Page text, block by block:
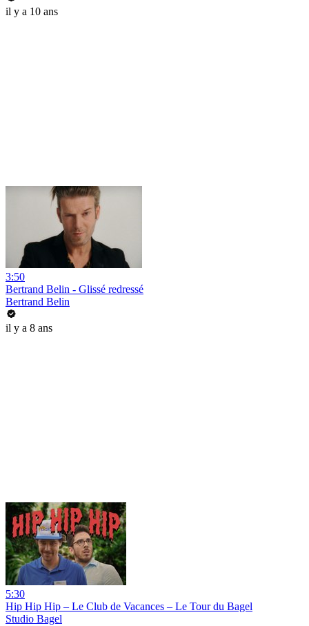
il y a 10 ans
3:50
Bertrand Belin - Glissé redressé
Bertrand Belin
il y a 8 ans
5:30
Hip Hip Hip – Le Club de Vacances – Le Tour du Bagel
Studio Bagel